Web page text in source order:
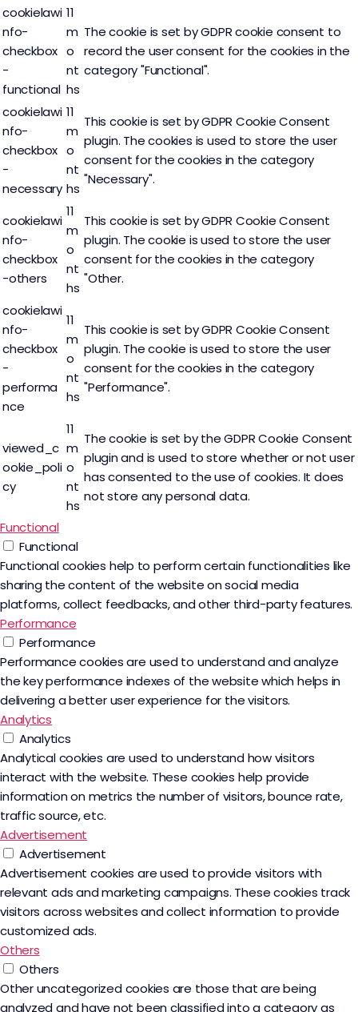
cookielawi
nfo-
checkbox
-
functional
11
m
o
nt
hs
The cookie is set by GDPR cookie consent to
record the user consent for the cookies in the
category "Functional".
cookielawi
nfo-
checkbox
-
necessary
11
m
o
nt
hs
This cookie is set by GDPR Cookie Consent
plugin. The cookies is used to store the user
consent for the cookies in the category
"Necessary".
cookielawi
nfo-
checkbox
-others
11
m
o
nt
hs
This cookie is set by GDPR Cookie Consent
plugin. The cookie is used to store the user
consent for the cookies in the category
"Other.
cookielawi
nfo-
checkbox
-
performa
nce
11
m
o
nt
hs
This cookie is set by GDPR Cookie Consent
plugin. The cookie is used to store the user
consent for the cookies in the category
"Performance".
viewed_c
ookie_poli
cy
11
m
o
nt
hs
The cookie is set by the GDPR Cookie Consent
plugin and is used to store whether or not user
has consented to the use of cookies. It does
not store any personal data.
Functional
Functional
Functional cookies help to perform certain functionalities like
sharing the content of the website on social media
platforms, collect feedbacks, and other third-party features.
Performance
Performance
Performance cookies are used to understand and analyze
the key performance indexes of the website which helps in
delivering a better user experience for the visitors.
Analytics
Analytics
Analytical cookies are used to understand how visitors
interact with the website. These cookies help provide
information on metrics the number of visitors, bounce rate,
traffic source, etc.
Advertisement
Advertisement
Advertisement cookies are used to provide visitors with
relevant ads and marketing campaigns. These cookies track
visitors across websites and collect information to provide
customized ads.
Others
Others
Other uncategorized cookies are those that are being
analyzed and have not been classified into a category as